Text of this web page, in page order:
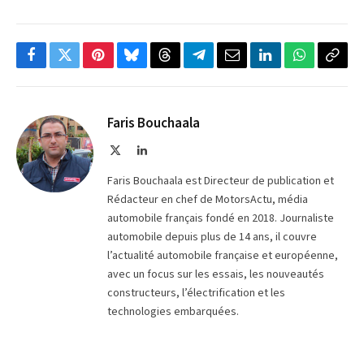
Facebook
TwitterPinterestBlueskyThreadsPartager
Telegram
EmailLinkedInWhatsApp
Faris Bouchaala
LinkedIn
Faris Bouchaala est Directeur de publication et
Rédacteur en chef de MotorsActu, média
automobile français fondé en 2018. Journaliste
automobile depuis plus de 14 ans, il couvre
l’actualité automobile française et européenne,
avec un focus sur les essais, les nouveautés
constructeurs, l’électrification et les
technologies embarquées.